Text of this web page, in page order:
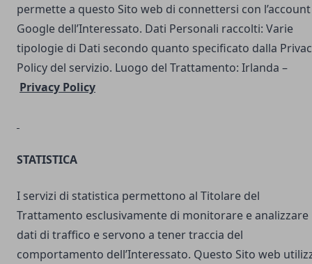
permette a questo Sito web di connettersi con l’account
Google dell’Interessato. Dati Personali raccolti: Varie
tipologie di Dati secondo quanto specificato dalla
Policy del servizio. Luogo del Trattamento: Irlanda –
Privacy Policy
STATISTICA
I servizi di statistica permettono al Titolare del
Trattamento esclusivamente di monitorare e analizzare
dati di traffico e servono a tener traccia del
comportamento dell’Interessato. Questo Sito web